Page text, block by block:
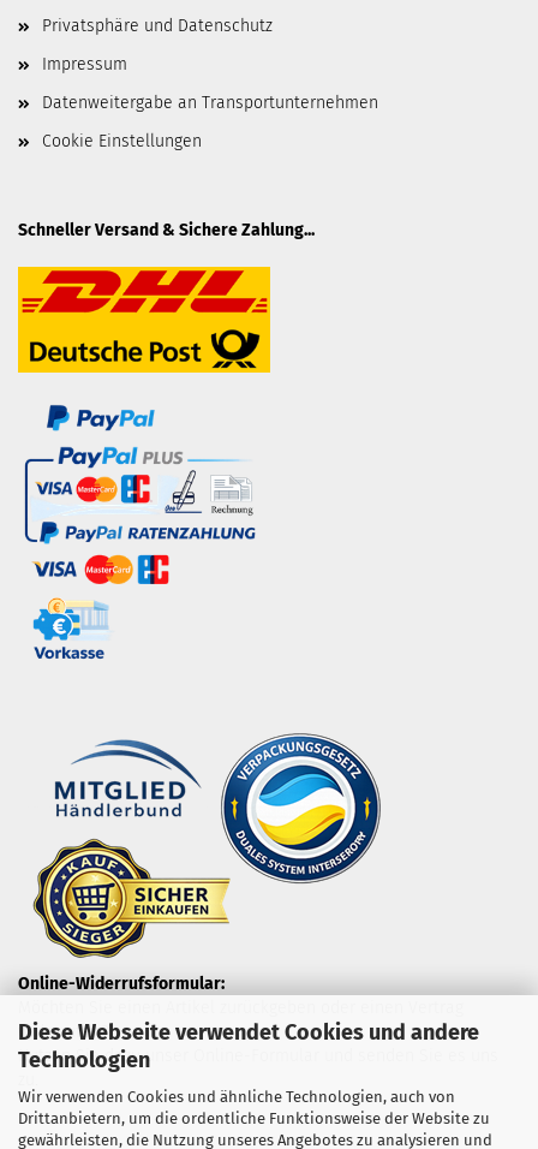
Diese Webseite verwendet Cookies und andere
Technologien
Wir verwenden Cookies und ähnliche Technologien, auch von
Drittanbietern, um die ordentliche Funktionsweise der Website zu
gewährleisten, die Nutzung unseres Angebotes zu analysieren und
Privatsphäre und Datenschutz
Impressum
Datenweitergabe an Transportunternehmen
Cookie Einstellungen
Schneller Versand & Sichere Zahlung...
Online-Widerrufsformular:
widerrufen?
Nutzen Sie dazu unser Online-Formular und senden Sie es uns